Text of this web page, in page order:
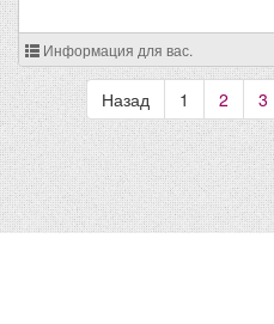
Информация для вас.
Назад 1 2 3